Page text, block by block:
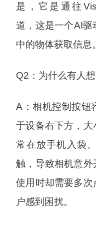
是，它是通往
道，这是一个AI驱
中的物体获取信息。
Q2：为什么有人
A：相机控制按钮
于设备右下方，
常在放手机入袋
触，导致相机意外
使用时却需要多次
户感到困扰。